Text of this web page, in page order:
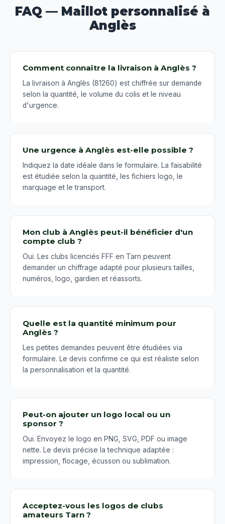
FAQ — Maillot personnalisé à
Anglès
Comment connaître la livraison à Anglès ?
La livraison à Anglès (81260) est chiffrée sur demande
selon la quantité, le volume du colis et le niveau
d'urgence.
Une urgence à Anglès est-elle possible ?
Indiquez la date idéale dans le formulaire. La faisabilité
est étudiée selon la quantité, les fichiers logo, le
marquage et le transport.
Mon club à Anglès peut-il bénéficier d'un
compte club ?
Oui. Les clubs licenciés FFF en Tarn peuvent
demander un chiffrage adapté pour plusieurs tailles,
numéros, logo, gardien et réassorts.
Quelle est la quantité minimum pour
Anglès ?
Les petites demandes peuvent être étudiées via
formulaire. Le devis confirme ce qui est réaliste selon
la personnalisation et la quantité.
Peut-on ajouter un logo local ou un
sponsor ?
Oui. Envoyez le logo en PNG, SVG, PDF ou image
nette. Le devis précise la technique adaptée :
impression, flocage, écusson ou sublimation.
Acceptez-vous les logos de clubs
amateurs Tarn ?